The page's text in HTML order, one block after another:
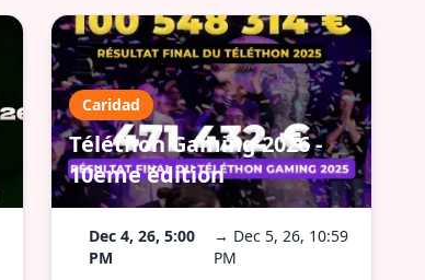
Caridad
Téléthon Gaming 2026 -
10ème édition
Dec 4, 26, 5:00
PM
→ Dec 5, 26, 10:59
PM